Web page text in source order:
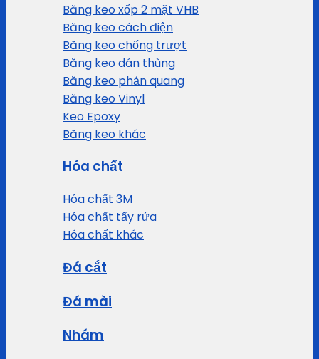
Băng keo xốp 2 mặt VHB
Băng keo cách điện
Băng keo chống trượt
Băng keo dán thùng
Băng keo phản quang
Băng keo Vinyl
Keo Epoxy
Băng keo khác
Hóa chất
Hóa chất 3M
Hóa chất tẩy rửa
Hóa chất khác
Đá cắt
Đá mài
Nhám